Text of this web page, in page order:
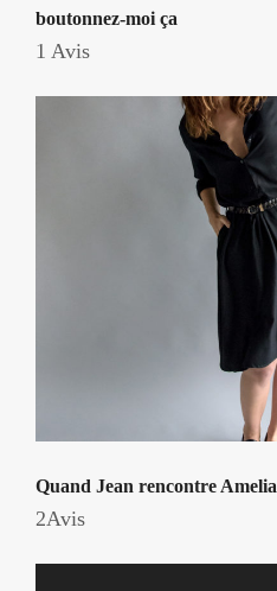
boutonnez-moi ça
1 Avis
Quand Jean rencontre Amelia
2Avis